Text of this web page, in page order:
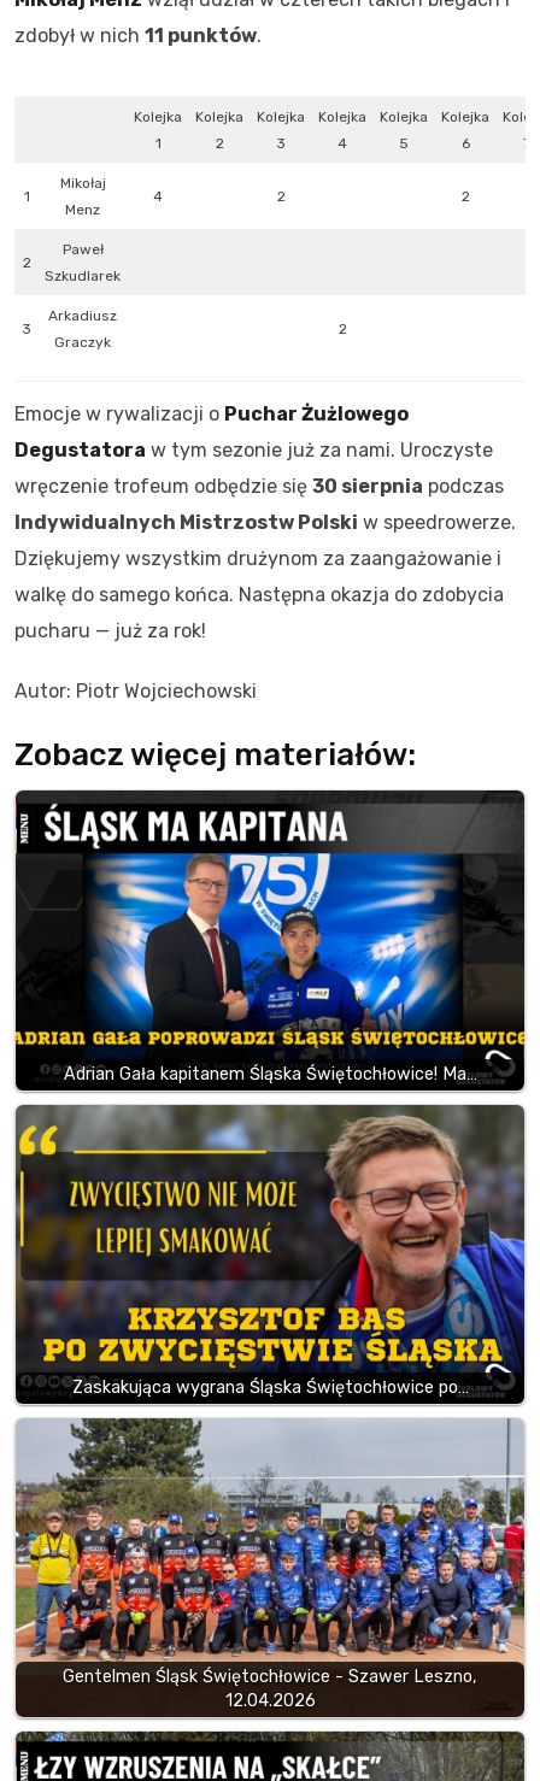
zdobył w nich 11 punktów.
Kolejka
1
Kolejka
2
Kolejka
3
Kolejka
4
Kolejka
5
Kolejka
6
7
1
Mikołaj
Menz
4 2 2
2
Paweł
Szkudlarek
3
Arkadiusz
Graczyk
2
Emocje w rywalizacji o Puchar Żużlowego
Degustatora w tym sezonie już za nami. Uroczyste
wręczenie trofeum odbędzie się 30 sierpnia podczas
Indywidualnych Mistrzostw Polski w speedrowerze.
Dziękujemy wszystkim drużynom za zaangażowanie i
walkę do samego końca. Następna okazja do zdobycia
pucharu — już za rok!
Autor: Piotr Wojciechowski
Zobacz więcej materiałów:
Adrian Gała kapitanem Śląska Świętochłowice! Ma…
Zaskakująca wygrana Śląska Świętochłowice po…
Gentelmen Śląsk Świętochłowice - Szawer Leszno,
12.04.2026